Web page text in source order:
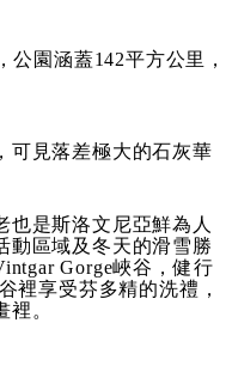
園涵蓋142平方公里，
可見落差極大的石灰華
也是斯洛文尼亞鮮為人
動區域及冬天的滑雪勝
Gorge峽谷，健行
裡享受芬多精的洗禮，
。